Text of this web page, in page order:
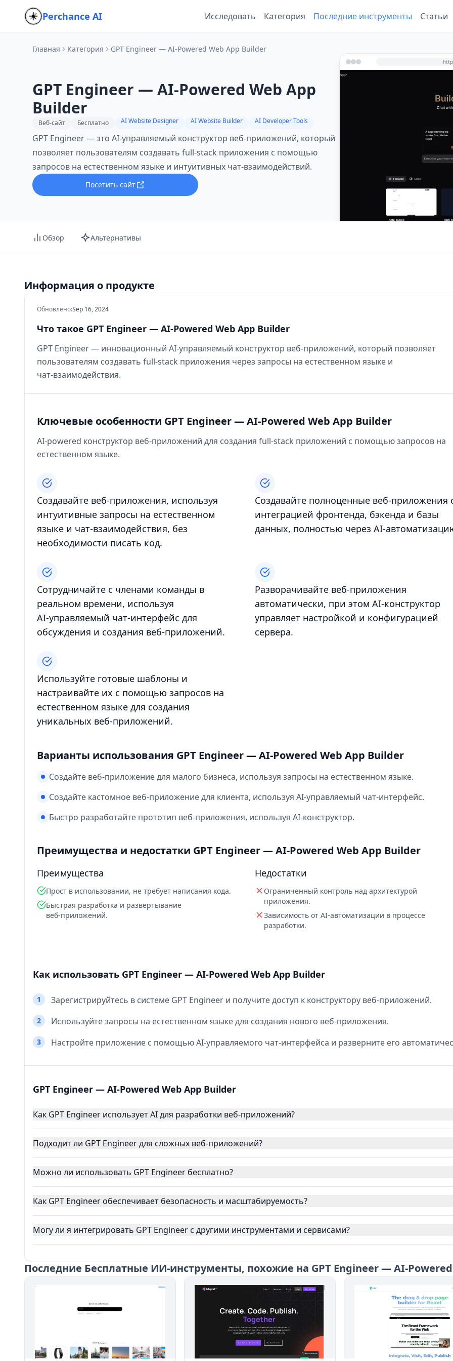
Perchance AI Исследовать Категория Последние инструменты Статьи
Главная Категория GPT Engineer — AI-Powered Web App Builder
GPT Engineer — AI-Powered Web App
Builder
Веб-сайт Бесплатно AI Website Designer AI Website Builder AI Developer Tools
GPT Engineer — это AI‑управляемый конструктор веб‑приложений, который
позволяет пользователям создавать full‑stack приложения с помощью
запросов на естественном языке и интуитивных чат‑взаимодействий.
Посетить сайт
Обзор Альтернативы
Информация о продукте
Обновлено:Sep 16, 2024
Что такое GPT Engineer — AI-Powered Web App Builder
GPT Engineer — инновационный AI‑управляемый конструктор веб‑приложений, который позволяет
пользователям создавать full‑stack приложения через запросы на естественном языке и
чат‑взаимодействия.
Ключевые особенности GPT Engineer — AI-Powered Web App Builder
AI‑powered конструктор веб‑приложений для создания full‑stack приложений с помощью запросов на
естественном языке.
Создавайте веб‑приложения, используя
интуитивные запросы на естественном
языке и чат‑взаимодействия, без
необходимости писать код.
Создавайте полноценные веб‑приложения
интеграцией фронтенда, бэкенда и базы
данных, полностью через
Сотрудничайте с членами команды в
реальном времени, используя
AI‑управляемый чат‑интерфейс для
обсуждения и создания веб‑приложений.
Разворачивайте веб‑приложения
автоматически, при этом AI‑конструктор
управляет настройкой и конфигурацией
сервера.
Используйте готовые шаблоны и
настраивайте их с помощью запросов на
естественном языке для создания
уникальных веб‑приложений.
Варианты использования GPT Engineer — AI-Powered Web App Builder
Создайте веб‑приложение для малого бизнеса, используя запросы на естественном языке.
Создайте кастомное веб‑приложение для клиента, используя AI‑управляемый чат‑интерфейс.
Быстро разработайте прототип веб‑приложения, используя AI‑конструктор.
Преимущества и недостатки GPT Engineer — AI-Powered Web App Builder
Преимущества
Прост в использовании, не требует написания кода.
Быстрая разработка и развертывание
веб‑приложений.
Недостатки
Ограниченный контроль над архитектурой
приложения.
Зависимость от AI‑автоматизации в процессе
разработки.
Как использовать GPT Engineer — AI-Powered Web App Builder
1 Зарегистрируйтесь в системе GPT Engineer и получите доступ к конструктору веб‑приложений.
2 Используйте запросы на естественном языке для создания нового веб‑приложения.
3 Настройте приложение с помощью AI‑управляемого чат‑интерфейса и разверните его
GPT Engineer — AI-Powered Web App Builder
Как GPT Engineer использует AI для разработки веб‑приложений?
Подходит ли GPT Engineer для сложных веб‑приложений?
Можно ли использовать GPT Engineer бесплатно?
Как GPT Engineer обеспечивает безопасность и масштабируемость?
Могу ли я интегрировать GPT Engineer с другими инструментами и сервисами?
Последние Бесплатные ИИ-инструменты, похожие на GPT Engineer — AI-